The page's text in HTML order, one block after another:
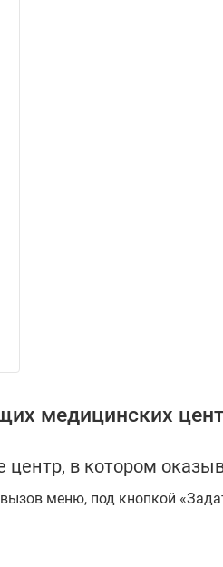
медицинских
в котором
меню, под кнопкой